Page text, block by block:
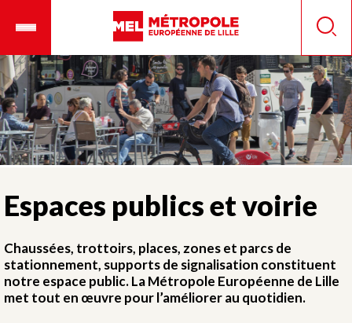
principal
mobile
Espaces publics et voirie
Chaussées, trottoirs, places, zones et parcs de
stationnement, supports de signalisation constituent
notre espace public. La Métropole Européenne de Lille
met tout en œuvre pour l’améliorer au quotidien.
Panneau de gestion des cookies